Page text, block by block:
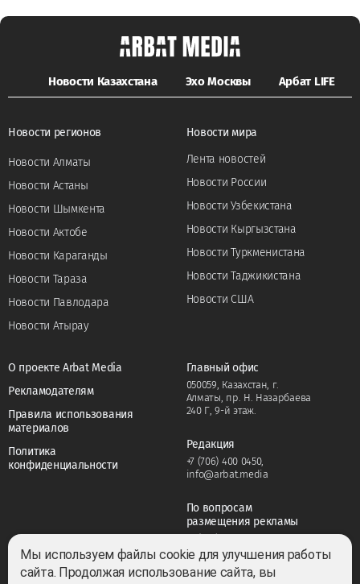
Новости Казахстана Эхо Москвы Арбат LIFE
Новости регионов
Новости Алматы
Новости Астаны
Новости Шымкента
Новости Актобе
Новости Караганды
Новости Тараза
Новости Павлодара
Новости Атырау
Новости мира
Лента новостей
Новости России
Новости Узбекистана
Новости Кыргызстана
Новости Туркменистана
Новости Таджикистана
Новости США
О проекте Arbat Media
Рекламодателям
Правила использования
материалов
Политика
конфиденциальности
Главный офис
050059, Казахстан, г.
Алматы, пр. Н. Назарбаева
240 Г, 9-й этаж.
Редакция
+7 (706) 400 0450,
info@arbat.media
По вопросам
размещения рекламы
adv@arbat.media
Мы используем файлы cookie для улучшения работы
сайта. Продолжая использование сайта, вы